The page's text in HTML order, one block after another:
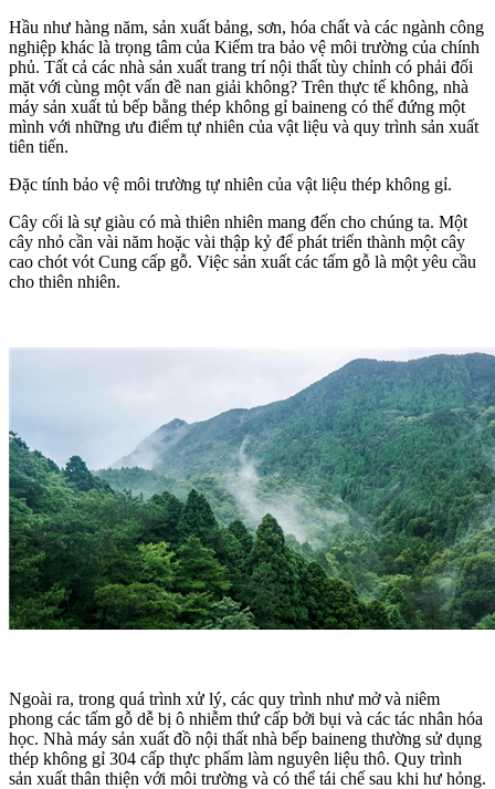
Hầu như hàng năm, sản xuất bảng, sơn, hóa chất và các ngành công
nghiệp khác là trọng tâm của Kiểm tra bảo vệ môi trường của chính
phủ. Tất cả các nhà sản xuất trang trí nội thất tùy chỉnh có phải đối
mặt với cùng một vấn đề nan giải không? Trên thực tế không, nhà
máy sản xuất tủ bếp bằng thép không gỉ baineng có thể đứng một
mình với những ưu điểm tự nhiên của vật liệu và quy trình sản xuất
tiên tiến.
Đặc tính bảo vệ môi trường tự nhiên của vật liệu thép không gỉ.
Cây cối là sự giàu có mà thiên nhiên mang đến cho chúng ta. Một
cây nhỏ cần vài năm hoặc vài thập kỷ để phát triển thành một cây
cao chót vót Cung cấp gỗ. Việc sản xuất các tấm gỗ là một yêu cầu
cho thiên nhiên.
Ngoài ra, trong quá trình xử lý, các quy trình như mở và niêm
phong các tấm gỗ dễ bị ô nhiễm thứ cấp bởi bụi và các tác nhân hóa
học. Nhà máy sản xuất đồ nội thất nhà bếp baineng thường sử dụng
thép không gỉ 304 cấp thực phẩm làm nguyên liệu thô. Quy trình
sản xuất thân thiện với môi trường và có thể tái chế sau khi hư hỏng.